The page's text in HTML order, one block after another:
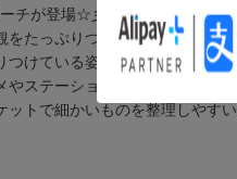
チが登場☆彡
たっぷりつめこんだオリジナル
けている姿がとってもファン
ステーショナリー、小物などを
トで細かいものを整理しやすい